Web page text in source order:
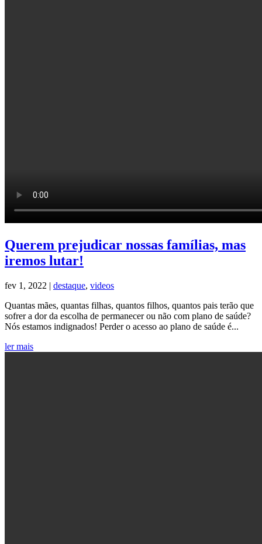
Querem prejudicar nossas famílias, mas
iremos lutar!
fev 1, 2022 | destaque, videos
Quantas mães, quantas filhas, quantos filhos, quantos pais terão que
sofrer a dor da escolha de permanecer ou não com plano de saúde?
Nós estamos indignados! Perder o acesso ao plano de saúde é...
ler mais